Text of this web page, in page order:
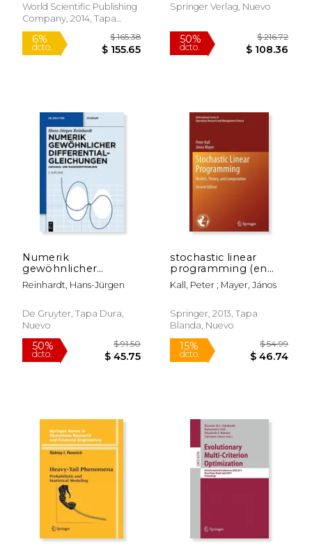
50%
dcto.
$ 297.03
$ 148.52 dcto. $
15% $ 169.99 6% $
World Scientific Publishing
Company, 2014, Tapa
Dura, Nuevo
Springer Verlag, Nuevo
Numerik
gewöhnlicher
Differentialgleichungen
(en Alemán)
Reinhardt, Hans-Jürgen
De Gruyter, Tapa Dura,
Nuevo
stochastic linear
programming (en
Inglés)
Kall, Peter ; Mayer, János
Springer, 2013, Tapa
Blanda, Nuevo